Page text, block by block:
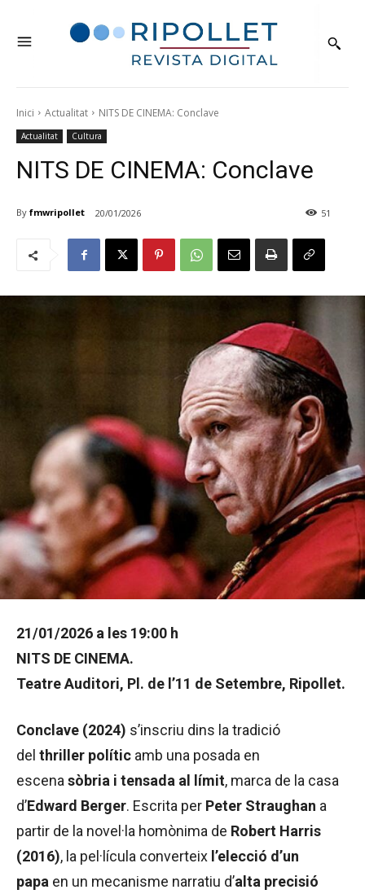
Inici Actualitat NITS DE CINEMA: Conclave
Actualitat Cultura
NITS DE CINEMA: Conclave
By fmwripollet 20/01/2026 51
21/01/2026 a les 19:00 h
NITS DE CINEMA.
Teatre Auditori, Pl. de l’11 de Setembre, Ripollet.
Conclave (2024) s’inscriu dins la tradició
del thriller polític amb una posada en
escena sòbria i tensada al límit, marca de la casa
d’Edward Berger. Escrita per Peter Straughan a
partir de la novel·la homònima de Robert Harris
(2016), la pel·lícula converteix l’elecció d’un
papa en un mecanisme narratiu d’alta precisió